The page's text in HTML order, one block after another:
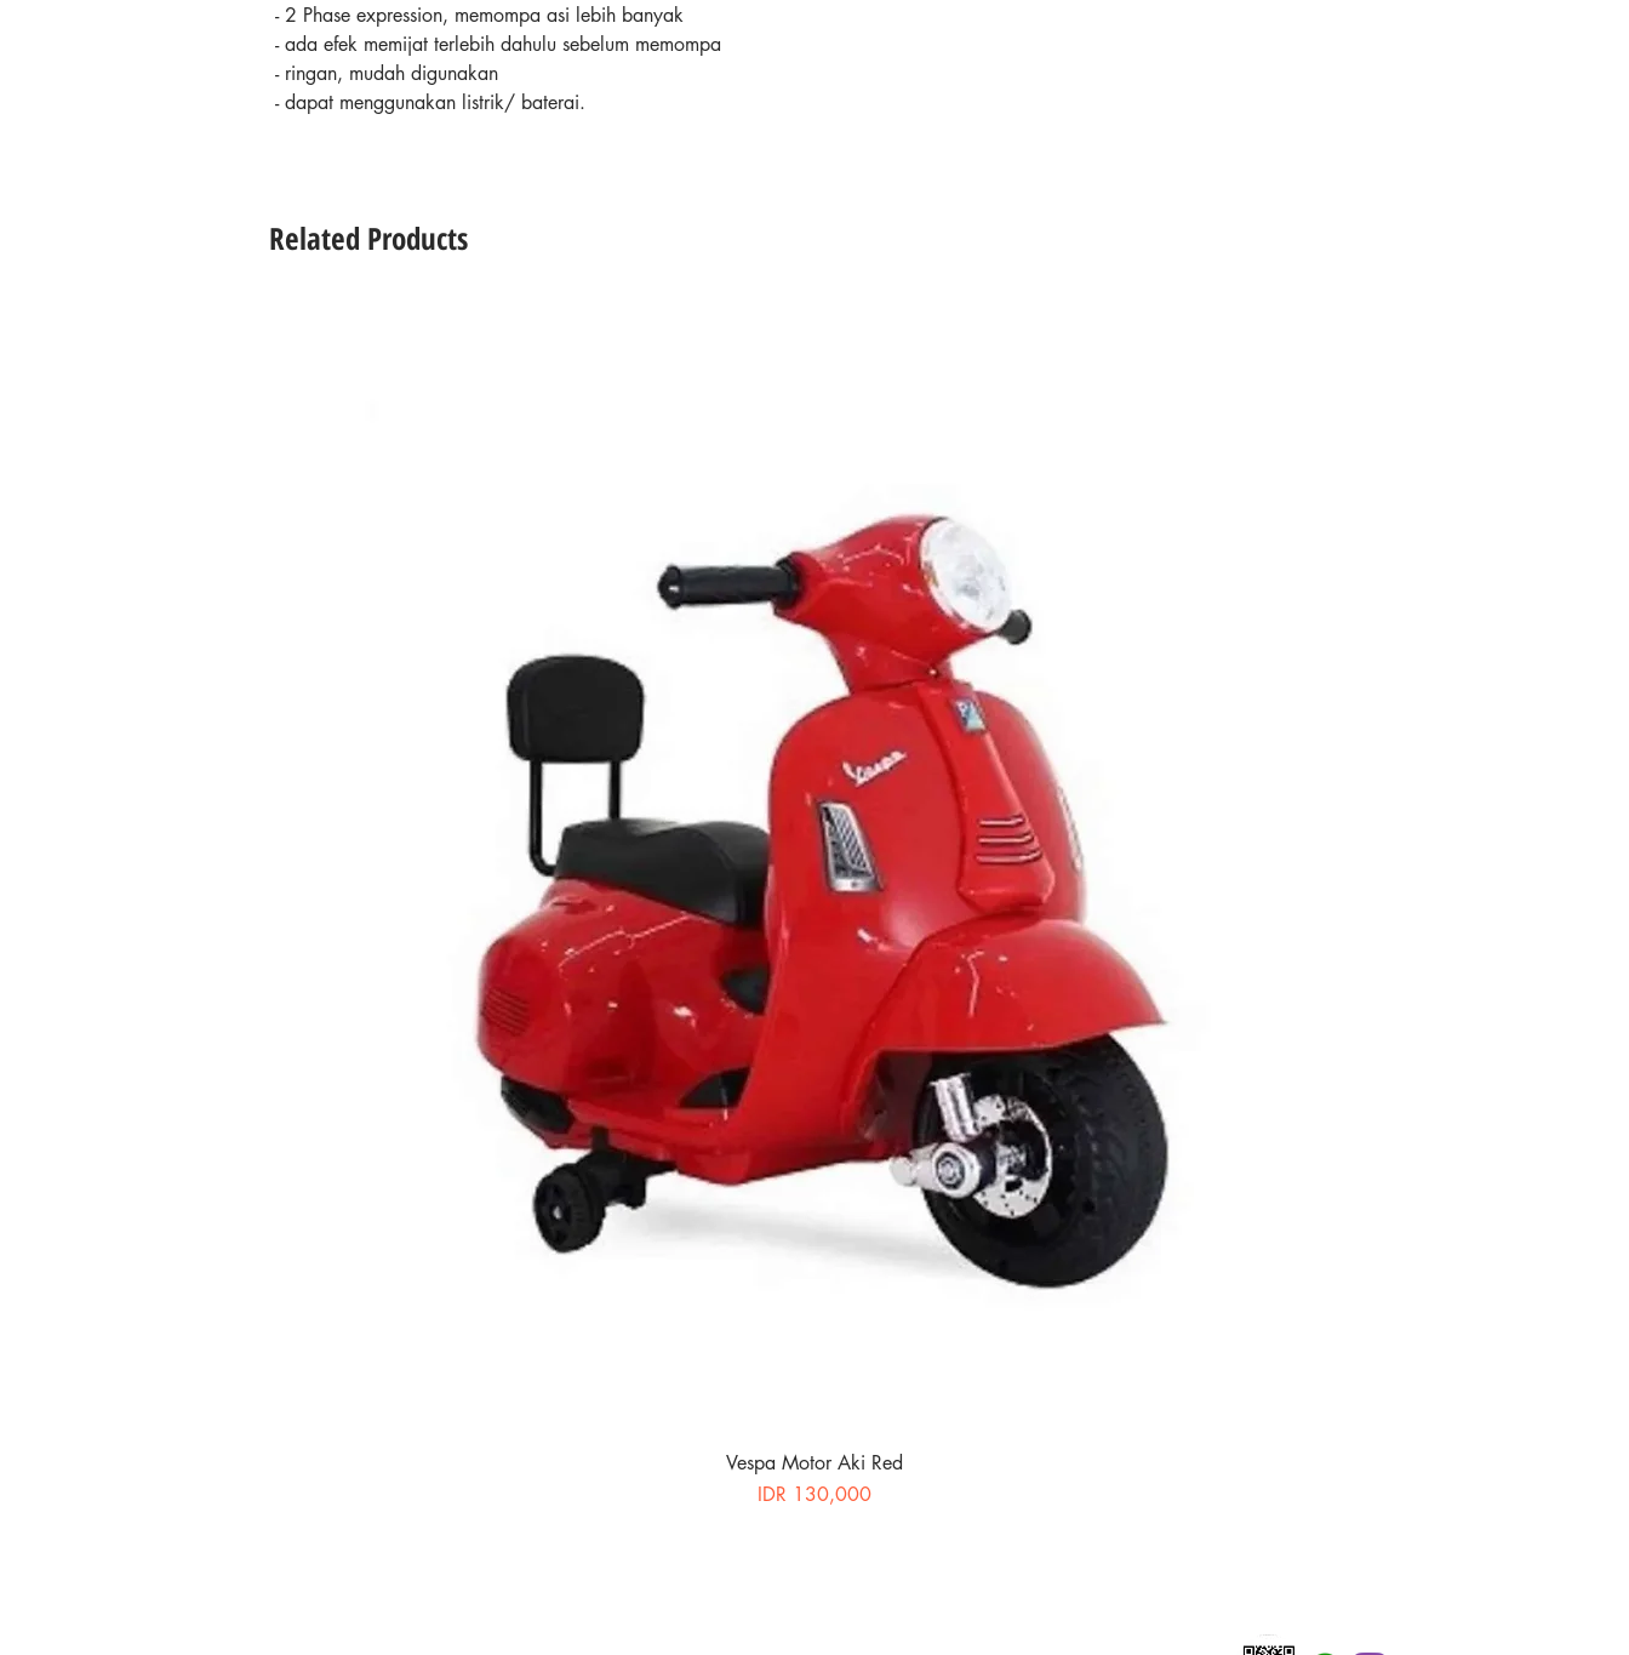
- 2 Phase expression, memompa asi lebih banyak
- ada efek memijat terlebih dahulu sebelum memompa
- ringan, mudah digunakan
- dapat menggunakan listrik/ baterai.
Related Products
Vespa Motor Aki Red
Price
IDR 130,000